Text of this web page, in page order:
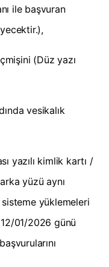
ile başvuran
(Düz yazı
vesikalık
yazılı kimlik kartı /
yüzü aynı
yüklemeleri
01/2026 günü